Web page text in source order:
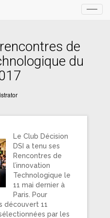
de
du
Le Club Décision
DSI a tenu ses
Rencontres de
l’innovation
Technologique le
11 mai dernier à
Paris. Pour
découvert 11
par les